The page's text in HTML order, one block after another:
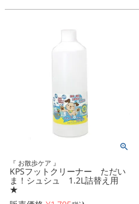
『 お散歩ケア 』
KPSフットクリーナー ただい
ま！シュシュ 1.2L詰替え用
★